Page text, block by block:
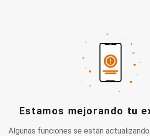
Estamos mejorando tu
Algunas funciones se están